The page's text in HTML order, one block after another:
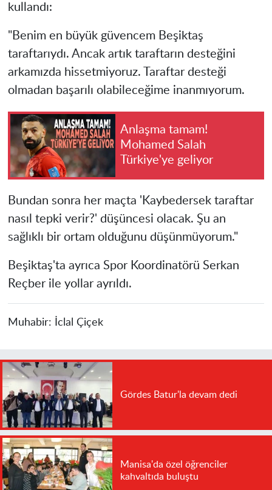
kullandı:
"Benim en büyük güvencem Beşiktaş
taraftarıydı. Ancak artık taraftarın desteğini
arkamızda hissetmiyoruz. Taraftar desteği
olmadan başarılı olabileceğime inanmıyorum.
Anlaşma tamam!
Mohamed Salah
Türkiye'ye geliyor
Bundan sonra her maçta 'Kaybedersek taraftar
nasıl tepki verir?' düşüncesi olacak. Şu an
sağlıklı bir ortam olduğunu düşünmüyorum."
Beşiktaş'ta ayrıca Spor Koordinatörü Serkan
Reçber ile yollar ayrıldı.
Muhabir: İclal Çiçek
Gördes Batur'la devam dedi
Manisa'da özel öğrenciler
kahvaltıda buluştu